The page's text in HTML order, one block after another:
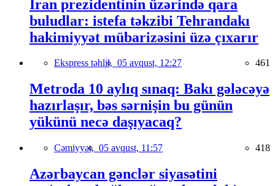
İran prezidentinin üzərində qara
buludlar: istefa təkzibi Tehrandakı
hakimiyyət mübarizəsini üzə çıxarır
Ekspress təhlil, 05 avqust, 12:27 461
Metroda 10 aylıq sınaq: Bakı gələcəyə
hazırlaşır, bəs sərnişin bu günün
yükünü necə daşıyacaq?
Cəmiyyət, 05 avqust, 11:57 418
Azərbaycan gənclər siyasətini